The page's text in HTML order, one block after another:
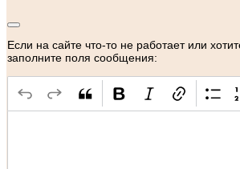
Если на сайте что-то не работает или
заполните поля сообщения: